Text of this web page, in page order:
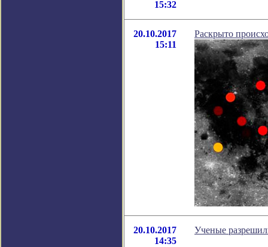
15:32
20.10.2017
15:11
Раскрыто
20.10.2017
14:35
Ученые